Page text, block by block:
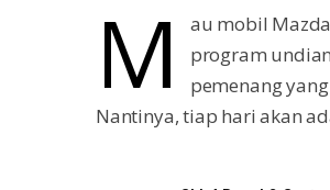
M
au mobil
program
pemenang
Nantinya, tiap hari akan